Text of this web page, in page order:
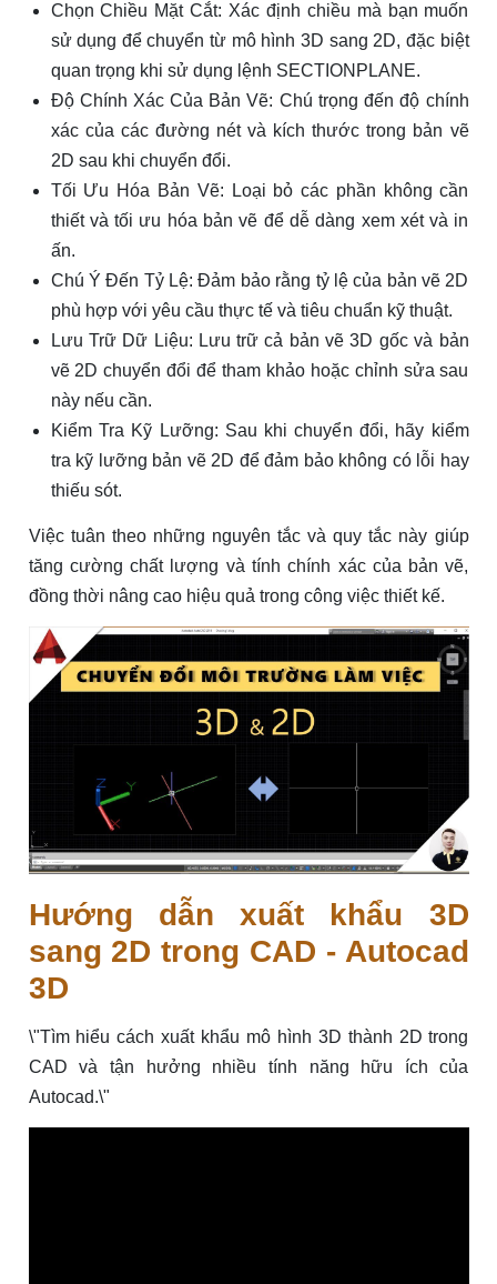
Chọn Chiều Mặt Cắt: Xác định chiều mà bạn muốn
sử dụng để chuyển từ mô hình 3D sang 2D, đặc biệt
quan trọng khi sử dụng lệnh SECTIONPLANE.
Độ Chính Xác Của Bản Vẽ: Chú trọng đến độ chính
xác của các đường nét và kích thước trong bản vẽ
2D sau khi chuyển đổi.
Tối Ưu Hóa Bản Vẽ: Loại bỏ các phần không cần
thiết và tối ưu hóa bản vẽ để dễ dàng xem xét và in
ấn.
Chú Ý Đến Tỷ Lệ: Đảm bảo rằng tỷ lệ của bản vẽ 2D
phù hợp với yêu cầu thực tế và tiêu chuẩn kỹ thuật.
Lưu Trữ Dữ Liệu: Lưu trữ cả bản vẽ 3D gốc và bản
vẽ 2D chuyển đổi để tham khảo hoặc chỉnh sửa sau
này nếu cần.
Kiểm Tra Kỹ Lưỡng: Sau khi chuyển đổi, hãy kiểm
tra kỹ lưỡng bản vẽ 2D để đảm bảo không có lỗi hay
thiếu sót.
Việc tuân theo những nguyên tắc và quy tắc này giúp
tăng cường chất lượng và tính chính xác của bản vẽ,
đồng thời nâng cao hiệu quả trong công việc thiết kế.
Hướng dẫn xuất khẩu 3D
sang 2D trong CAD - Autocad
3D
\"Tìm hiểu cách xuất khẩu mô hình 3D thành 2D trong
CAD và tận hưởng nhiều tính năng hữu ích của
Autocad.\"